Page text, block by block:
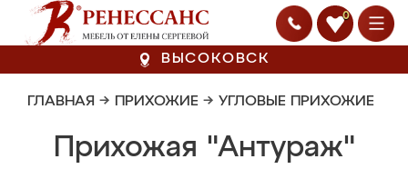
0
ВЫСОКОВСК
ГЛАВНАЯ → ПРИХОЖИЕ → УГЛОВЫЕ ПРИХОЖИЕ
Прихожая "Антураж"